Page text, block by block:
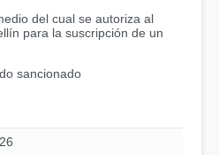
del cual se autoriza al
para la suscripción de un
sancionado